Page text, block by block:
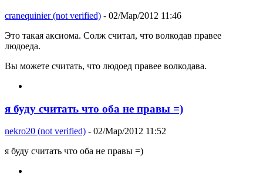
cranequinier (not verified) - 02/Мар/2012 11:46
Это такая аксиома. Солж считал, что волкодав правее
людоеда.
Вы можете считать, что людоед правее волкодава.
я буду считать что оба не правы =)
nekro20 (not verified) - 02/Мар/2012 11:52
я буду считать что оба не правы =)